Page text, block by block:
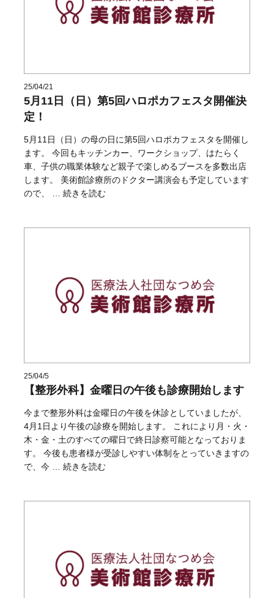
25/04/21
5月11日（日）第5回ハロポカフェスタ開催決
定！
5月11日（日）の母の日に第5回ハロポカフェスタを開催し
ます。 今回もキッチンカー、ワークショップ、はたらく
車、子供の職業体験など親子で楽しめるブースを多数出店
します。 美術館診療所のドクター講演会も予定しています
ので、 … “5月11日（日）第5回ハロポカフェスタ開催決定！” の
続きを読む
25/04/5
【整形外科】金曜日の午後も診療開始します
今まで整形外科は金曜日の午後を休診としていましたが、
4月1日より午後の診療を開始します。 これにより月・火・
木・金・土のすべての曜日で終日診察可能となっておりま
す。 今後も患者様が受診しやすい体制をとっていきますの
で、今 … “【整形外科】金曜日の午後も診療開始します” の
続きを読む